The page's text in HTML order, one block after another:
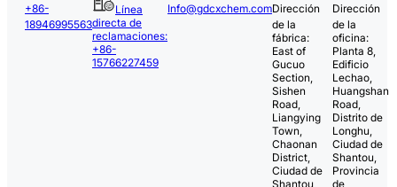
+86-
18946995563
Línea
directa de
reclamaciones:
+86-
15766227459
Info@gdcxchem.comDirección
de la
fábrica:
East of
Gucuo
Section,
Sishen
Road,
Liangying
Town,
Chaonan
District,
Ciudad de
Shantou,
Dirección
de la
oficina:
Planta 8,
Edificio
Lechao,
Huangshan
Road,
Distrito de
Longhu,
Ciudad de
Shantou,
Provincia
de